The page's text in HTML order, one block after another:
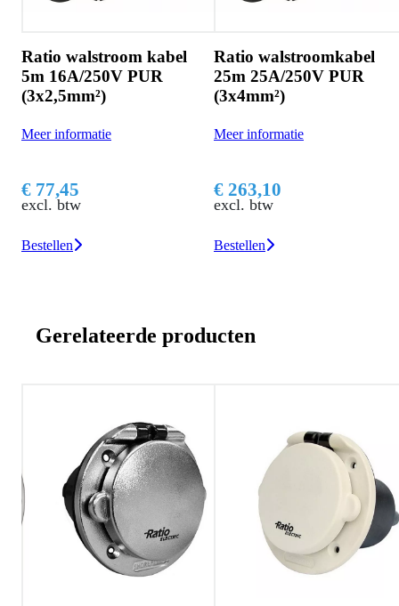
walstroom kabel
16A/250V PUR
informatie
btw
Ratio walstroomkabel
25m 25A/250V PUR
(3x4mm²)
Meer informatie
€ 263,10
excl. btw
Bestellen
Gerelateerde producten